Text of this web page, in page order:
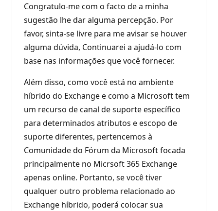
Congratulo-me com o facto de a minha
sugestão lhe dar alguma percepção. Por
favor, sinta-se livre para me avisar se houver
alguma dúvida, Continuarei a ajudá-lo com
base nas informações que você fornecer.
Além disso, como você está no ambiente
híbrido do Exchange e como a Microsoft tem
um recurso de canal de suporte específico
para determinados atributos e escopo de
suporte diferentes, pertencemos à
Comunidade do Fórum da Microsoft focada
principalmente no Micrsoft 365 Exchange
apenas online. Portanto, se você tiver
qualquer outro problema relacionado ao
Exchange híbrido, poderá colocar sua